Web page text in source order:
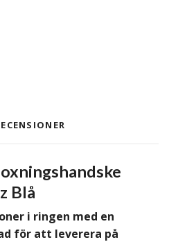
Blå
i ringen med en
för att leverera på